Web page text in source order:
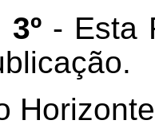
- Esta